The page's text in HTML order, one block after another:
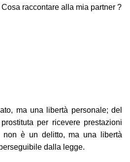
raccontare alla mia partner ?
ma una libertà personale; del
per ricevere prestazioni
non è un delitto, ma una libertà
dalla legge.